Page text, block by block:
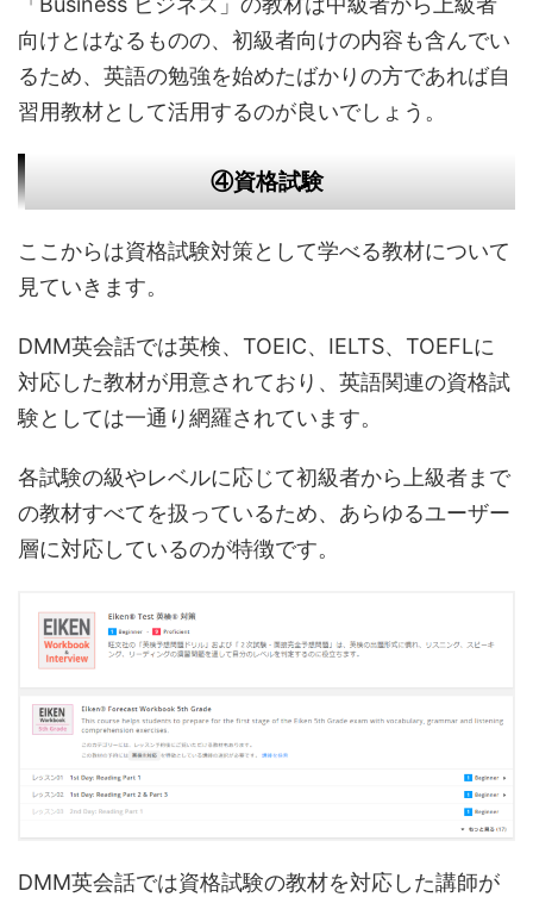
向けとはなるものの、初級者向けの内容も含んでい
るため、英語の勉強を始めたばかりの方であれば自
習用教材として活用するのが良いでしょう。
④資格試験
ここからは資格試験対策として学べる教材について
見ていきます。
DMM英会話では英検、TOEIC、IELTS、TOEFLに
対応した教材が用意されており、英語関連の資格試
験としては一通り網羅されています。
各試験の級やレベルに応じて初級者から上級者まで
の教材すべてを扱っているため、あらゆるユーザー
層に対応しているのが特徴です。
DMM英会話では資格試験の教材を対応した講師が